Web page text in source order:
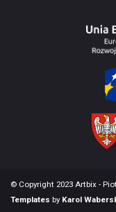
© Copyright 2023 Artbix -
Templates by Karol